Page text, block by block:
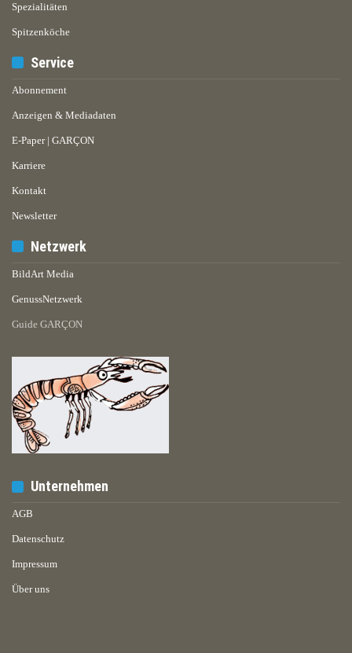
Spezialitäten
Spitzenköche
Service
Abonnement
Anzeigen & Mediadaten
E-Paper | GARÇON
Karriere
Kontakt
Newsletter
Netzwerk
BildArt Media
GenussNetzwerk
Guide GARÇON
Unternehmen
AGB
Datenschutz
Impressum
Über uns